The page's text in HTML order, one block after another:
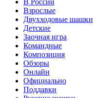
Взрослые
Двухходовые шашки
Детские
Заочная игра
Командные
Композиция
Обзоры
Онлайн
Официально
Поддавки